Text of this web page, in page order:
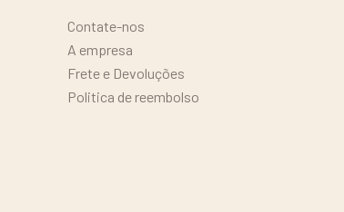
Contate-nos
A empresa
Frete e Devoluções
Politica de reembolso